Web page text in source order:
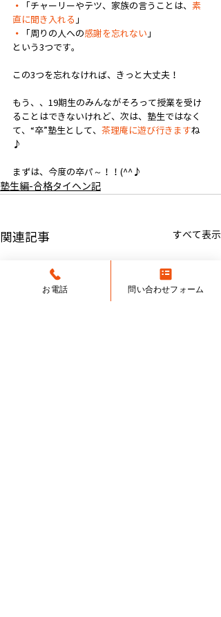
・
「チャーリーやテツ、家族の言うことは、 素
直に聞き入れる 」
・
「周りの人への感謝を忘れない 」
という3つです。
この3つを忘れなければ、きっと大丈夫！
もう、、19期生のみんながそろって授業を受け
ることはできないけれど、次は、塾生ではなく
て、“卒”塾生として、 茶理庵に遊び行きますね
♪
まずは、今度の卒パ～！！(^^♪
塾生編-合格タイヘン記
関連記事 すべて表示
お電話 問い合わせフォーム